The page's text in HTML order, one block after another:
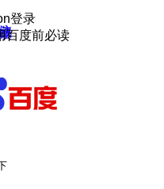
登录
百度前必读